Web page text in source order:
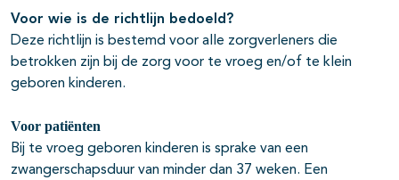
Voor wie is de richtlijn bedoeld?
Deze richtlijn is bestemd voor alle zorgverleners die
betrokken zijn bij de zorg voor te vroeg en/of te klein
geboren kinderen.
Voor patiënten
Bij te vroeg geboren kinderen is sprake van een
zwangerschapsduur van minder dan 37 weken. Een